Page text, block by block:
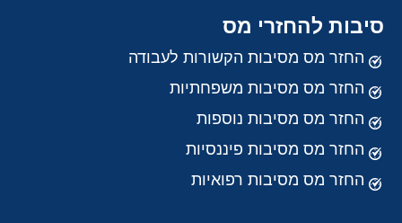
סיבות להחזרי מס
החזר מס מסיבות הקשורות לעבודה
החזר מס מסיבות משפחתיות
החזר מס מסיבות נוספות
החזר מס מסיבות פיננסיות
החזר מס מסיבות רפואיות